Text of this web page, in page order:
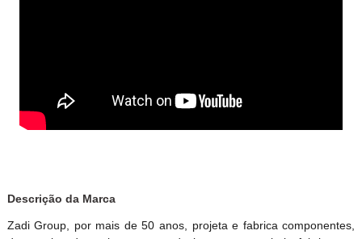
Descrição da Marca
Zadi Group, por mais de 50 anos, projeta e fabrica componentes,